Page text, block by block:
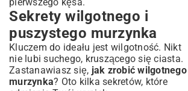
Sekrety wilgotnego i
puszystego murzynka
Kluczem do ideału jest wilgotność. Nikt
nie lubi suchego, kruszącego się ciasta.
Zastanawiasz się, jak zrobić wilgotnego
murzynka? Oto kilka sekretów, które